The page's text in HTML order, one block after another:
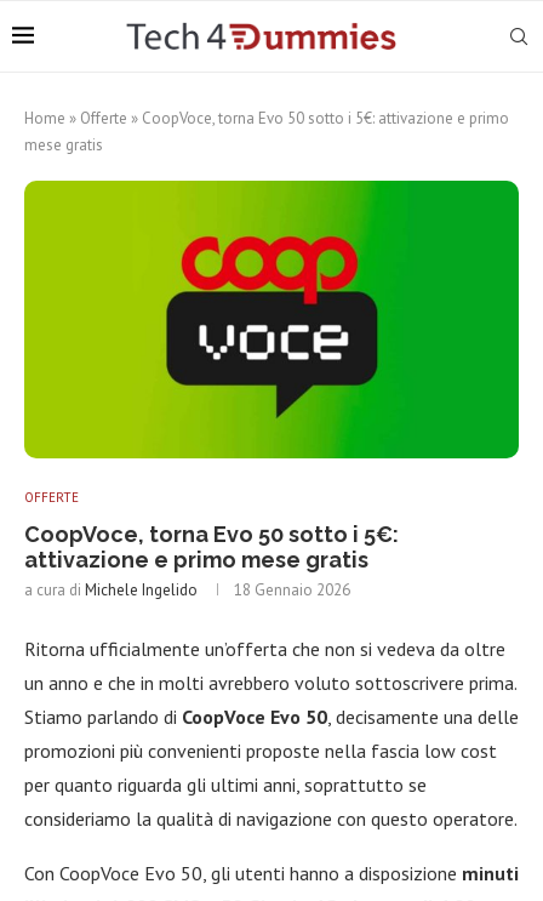
Home » Offerte » CoopVoce, torna Evo 50 sotto i 5€: attivazione e primo
mese gratis
OFFERTE
CoopVoce, torna Evo 50 sotto i 5€:
attivazione e primo mese gratis
a cura di Michele Ingelido 18 Gennaio 2026
Ritorna ufficialmente un’offerta che non si vedeva da oltre
un anno e che in molti avrebbero voluto sottoscrivere prima.
Stiamo parlando di CoopVoce Evo 50, decisamente una delle
promozioni più convenienti proposte nella fascia low cost
per quanto riguarda gli ultimi anni, soprattutto se
consideriamo la qualità di navigazione con questo operatore.
Con CoopVoce Evo 50, gli utenti hanno a disposizione minuti